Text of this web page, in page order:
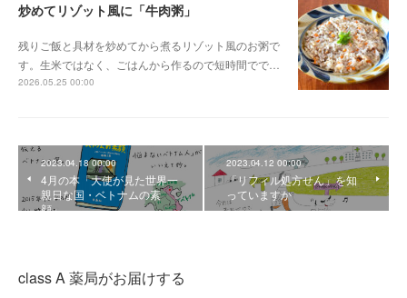
炒めてリゾット風に「牛肉粥」
残りご飯と具材を炒めてから煮るリゾット風のお粥で
す。生米ではなく、ごはんから作るので短時間でで…
2026.05.25 00:00
2023.04.18 00:00
4月の本「大使が見た世界一
親日な国・ベトナムの素
顔」
2023.04.12 00:00
「リフィル処方せん」を知
っていますか
class A 薬局がお届けする